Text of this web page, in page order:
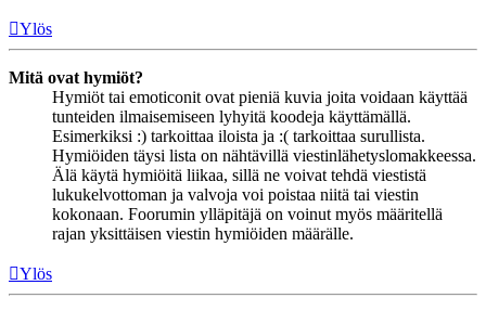
Ylös
Mitä ovat hymiöt?
Hymiöt tai emoticonit ovat pieniä kuvia joita voidaan käyttää
tunteiden ilmaisemiseen lyhyitä koodeja käyttämällä.
Esimerkiksi :) tarkoittaa iloista ja :( tarkoittaa surullista.
Hymiöiden täysi lista on nähtävillä viestinlähetyslomakkeessa.
Älä käytä hymiöitä liikaa, sillä ne voivat tehdä viestistä
lukukelvottoman ja valvoja voi poistaa niitä tai viestin
kokonaan. Foorumin ylläpitäjä on voinut myös määritellä
rajan yksittäisen viestin hymiöiden määrälle.
Ylös